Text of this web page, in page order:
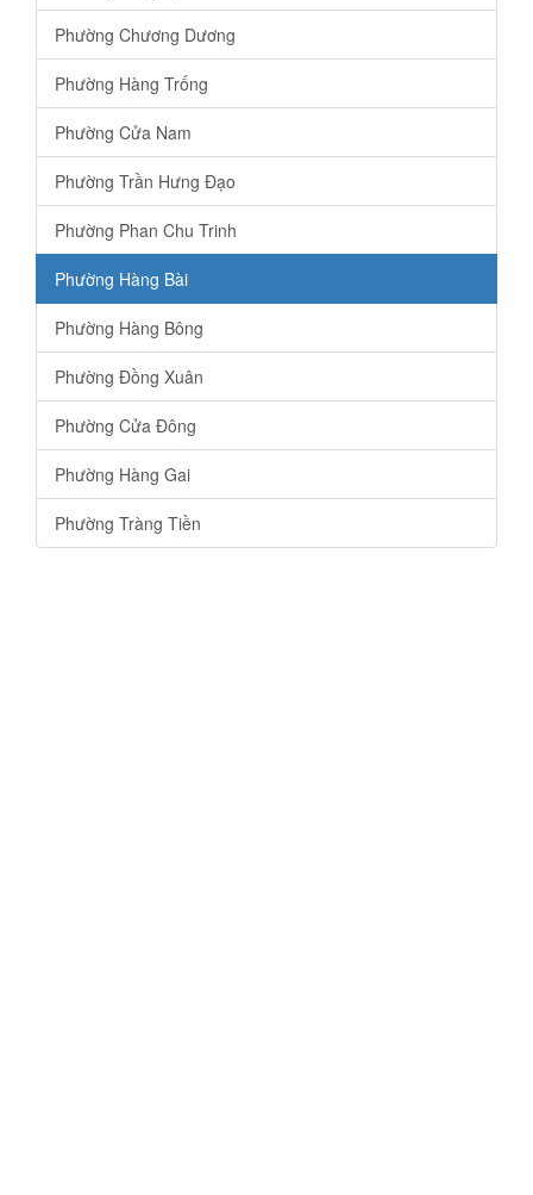
Phường Chương Dương
Phường Hàng Trống
Phường Cửa Nam
Phường Trần Hưng Đạo
Phường Phan Chu Trinh
Phường Hàng Bài
Phường Hàng Bông
Phường Đồng Xuân
Phường Cửa Đông
Phường Hàng Gai
Phường Tràng Tiền